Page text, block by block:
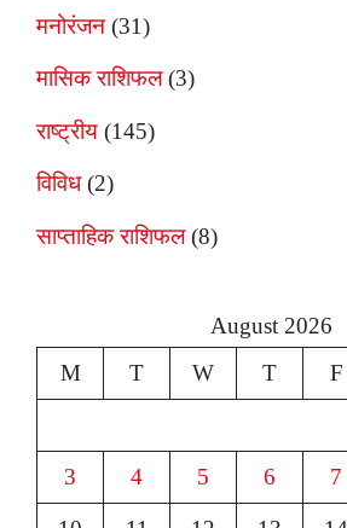
मनोरंजन (31)
मासिक राशिफल(3)
राष्ट्रीय (145)
विविध(2)
साप्ताहिक राशिफल(8)
August 2026
M
T W T F
3 4 5 6 7